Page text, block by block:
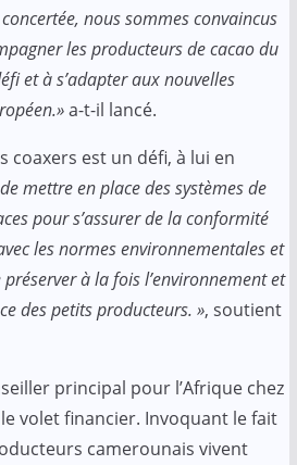
nous sommes convaincus
les producteurs de cacao du
et à s’adapter aux nouvelles
a-t-il lancé.
coaxers est un défi, à lui en
mettre en place des systèmes de
pour s’assurer de la conformité
les normes environnementales et
à la fois l’environnement et
des petits producteurs. », soutient
principal pour l’Afrique chez
volet financier. Invoquant le fait
camerounais vivent